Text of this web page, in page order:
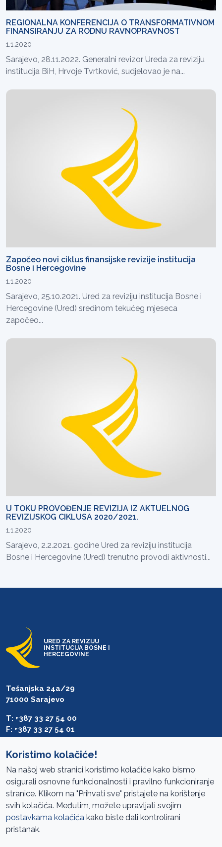
REGIONALNA KONFERENCIJA O TRANSFORMATIVNOM
FINANSIRANJU ZA RODNU RAVNOPRAVNOST
1.1.2020
Sarajevo, 28.11.2022. Generalni revizor Ureda za reviziju
institucija BiH, Hrvoje Tvrtković, sudjelovao je na...
Započeo novi ciklus finansijske revizije institucija
Bosne i Hercegovine
1.1.2020
Sarajevo, 25.10.2021. Ured za reviziju institucija Bosne i
Hercegovine (Ured) sredinom tekućeg mjeseca
započeo...
U TOKU PROVOĐENJE REVIZIJA IZ AKTUELNOG
REVIZIJSKOG CIKLUSA 2020/2021.
1.1.2020
Sarajevo, 2.2.2021. godine Ured za reviziju institucija
Bosne i Hercegovine (Ured) trenutno provodi aktivnosti...
URED ZA REVIZIJU
INSTITUCIJA BOSNE I
HERCEGOVINE
Tešanjska 24a/29
71000 Sarajevo
T: +387 33 27 54 00
F: +387 33 27 54 01
Pristup informacijama
Mapa sajta
Oglasi
Koristimo kolačiće!
Na našoj web stranici koristimo kolačiće kako bismo
osigurali osnovne funkcionalnosti i pravilno funkcioniranje
stranice. Klikom na "Prihvati sve" pristajete na korištenje
svih kolačića. Međutim, možete upravljati svojim
postavkama kolačića kako biste dali kontrolirani
pristanak.